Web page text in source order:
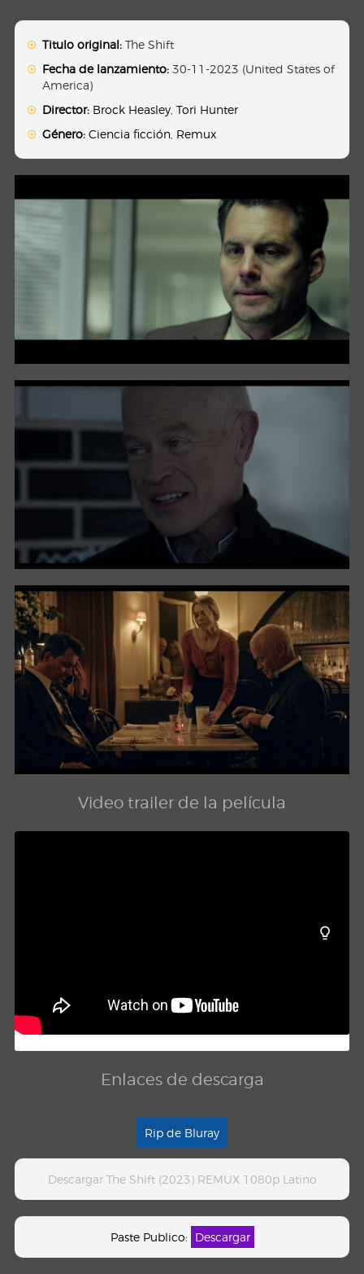
Titulo original: The Shift
Fecha de lanzamiento: 30-11-2023 (United States of
America)
Director: Brock Heasley ,Tori Hunter
Género: Ciencia ficción Remux
Video trailer de la película
Enlaces de descarga
Rip de Bluray
Descargar The Shift (2023) REMUX 1080p Latino
Paste Publico: Descargar